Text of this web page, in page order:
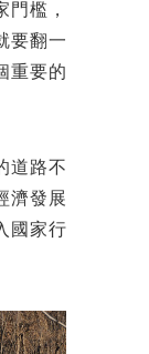
門檻，
要翻一
重要的
道路不
濟發展
國家行